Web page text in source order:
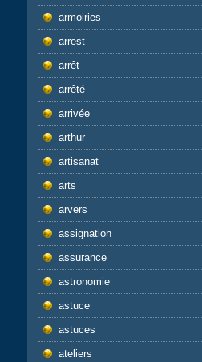
armoiries
arrest
arrêt
arrêté
arrivée
arthur
artisanat
arts
arvers
assignation
assurance
astronomie
astuce
astuces
ateliers